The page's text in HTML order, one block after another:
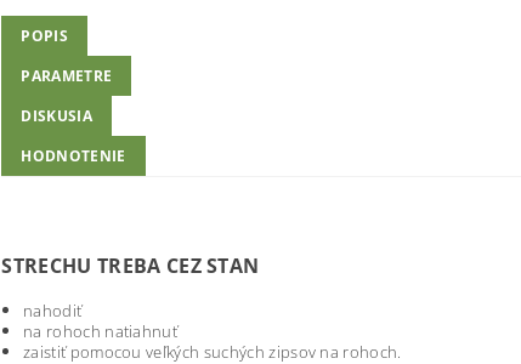
POPIS
PARAMETRE
DISKUSIA
HODNOTENIE
STRECHU TREBA CEZ STAN
nahodiť
na rohoch natiahnuť
zaistiť pomocou veľkých suchých zipsov na rohoch.